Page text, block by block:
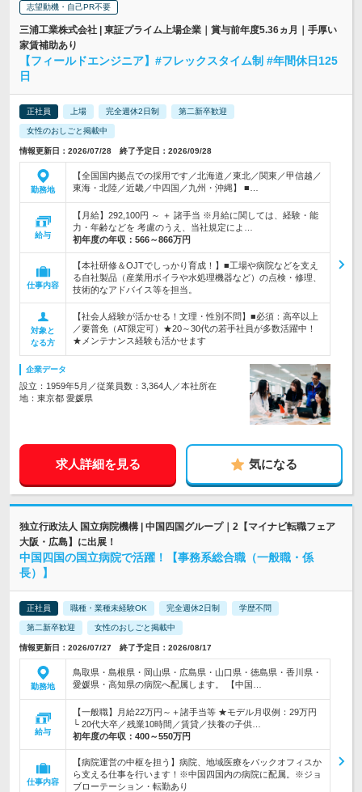
志望動機・自己PR不要
三浦工業株式会社 | 東証プライム上場企業｜賞与前年度5.36ヵ月｜手厚い
家賃補助あり
【フィールドエンジニア】#フレックスタイム制 #年間休日125
日
正社員 上場 完全週休2日制 第二新卒歓迎
女性のおしごと掲載中
情報更新日：2026/07/28 終了予定日：2026/09/28
勤務地
【全国国内拠点での採用です／北海道／東北／関東／甲信越／
東海・北陸／近畿／中四国／九州・沖縄】 ■…
給与
【月給】292,100円 ～ ＋ 諸手当 ※月給に関しては、経験・能
力・年齢などを 考慮のうえ、当社規定によ…
初年度の年収： 566～866万円
仕事内容
【本社研修＆OJTでしっかり育成！】■工場や病院などを支え
る自社製品（産業用ボイラや水処理機器など）の点検・修理、
技術的なアドバイス等を担当。
対象と
なる方
【社会人経験が活かせる！文理・性別不問】■必須：高卒以上
／要普免（AT限定可）★20～30代の若手社員が多数活躍中！
★メンテナンス経験も活かせます
企業データ
設立：1959年5月／従業員数：3,364人／本社所在
地：東京都 愛媛県
求人詳細を見る 気になる
独立行政法人 国立病院機構 | 中国四国グループ｜2【マイナビ転職フェア
大阪・広島】に出展！
中国四国の国立病院で活躍！【事務系総合職（一般職・係
長）】
正社員 職種・業種未経験OK 完全週休2日制 学歴不問
第二新卒歓迎 女性のおしごと掲載中
情報更新日：2026/07/27 終了予定日：2026/08/17
勤務地
鳥取県・島根県・岡山県・広島県・山口県・徳島県・香川県・
愛媛県・高知県の病院へ配属します。 【中国…
給与
【一般職】月給22万円～＋諸手当等 ★モデル月収例：29万円
└ 20代大卒／残業10時間／賃貸／扶養の子供…
初年度の年収： 400～550万円
仕事内容
【病院運営の中枢を担う】病院、地域医療をバックオフィスか
ら支える仕事を行います！※中国四国内の病院に配属。※ジョ
ブローテーション・転勤あり